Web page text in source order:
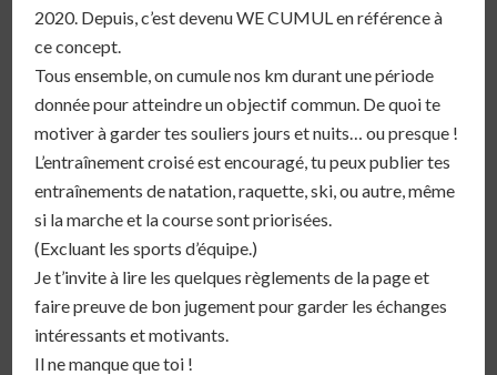
2020. Depuis, c’est devenu WE CUMUL en référence à
ce concept.
Tous ensemble, on cumule nos km durant une période
donnée pour atteindre un objectif commun. De quoi te
motiver à garder tes souliers jours et nuits… ou presque !
L’entraînement croisé est encouragé, tu peux publier tes
entraînements de natation, raquette, ski, ou autre, même
si la marche et la course sont priorisées.
(Excluant les sports d’équipe.)
Je t’invite à lire les quelques règlements de la page et
faire preuve de bon jugement pour garder les échanges
intéressants et motivants.
Il ne manque que toi !